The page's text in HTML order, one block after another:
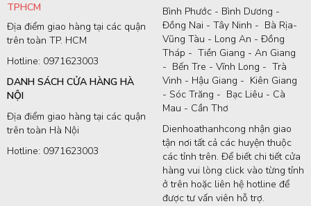
TPHCM
Địa điểm giao hàng tại các quận
trên toàn TP. HCM
Hotline: 0971623003
DANH SÁCH CỬA HÀNG HÀ
NỘI
Địa điểm giao hàng tại các quận
trên toàn Hà Nội
Hotline: 0971623003
Bình Phước - Bình Dương -
Đồng Nai - Tây Ninh - Bà Rịa-
Vũng Tàu - Long An - Đồng
Tháp - Tiền Giang - An Giang
- Bến Tre - Vĩnh Long - Trà
Vinh - Hậu Giang - Kiên Giang
- Sóc Trăng - Bạc Liêu - Cà
Mau - Cần Thơ
Dienhoathanhcong nhận giao
tận nơi tất cả các huyện thuộc
các tỉnh trên. Để biết chi tiết cửa
hàng vui lòng click vào từng tỉnh
ở trên hoặc liên hệ hotline để
được tư vấn viên hỗ trợ.